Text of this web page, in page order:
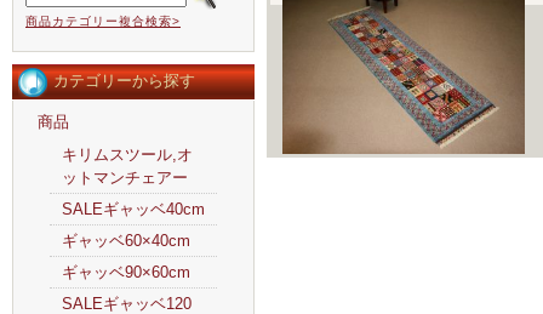
商品カテゴリー複合検索>
カテゴリーから探す
商品
キリムスツール,オ
ットマンチェアー
SALEギャッベ40cm
ギャッベ60×40cm
ギャッベ90×60cm
SALEギャッベ120